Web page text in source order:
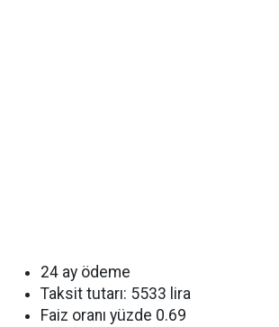
24 ay ödeme
Taksit tutarı: 5533 lira
Faiz oranı yüzde 0.69